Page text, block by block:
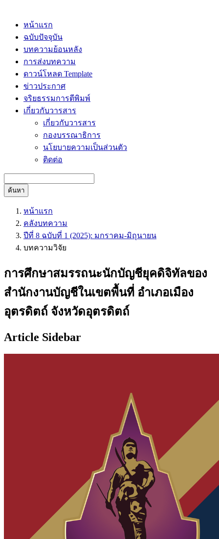
หน้าแรก
ฉบับปัจจุบัน
บทความย้อนหลัง
การส่งบทความ
ดาวน์โหลด Template
ข่าวประกาศ
จริยธรรมการตีพิมพ์
เกี่ยวกับวารสาร
เกี่ยวกับวารสาร
กองบรรณาธิการ
นโยบายความเป็นส่วนตัว
ติดต่อ
ค้นหา
หน้าแรก
คลังบทความ
ปีที่ 8 ฉบับที่ 1 (2025): มกราคม-มิถุนายน
บทความวิจัย
การศึกษาสมรรถนะนักบัญชียุคดิจิทัลของ
สำนักงานบัญชีในเขตพื้นที่ อำเภอเมือง
อุตรดิตถ์ จังหวัดอุตรดิตถ์
Article Sidebar